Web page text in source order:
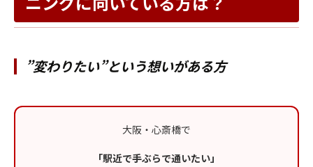
”変わりたい”という想いがある方
大阪・心斎橋で
「駅近で手ぶらで通いたい」